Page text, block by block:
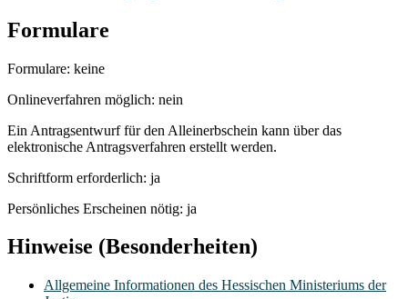
Formulare
Formulare: keine
Onlineverfahren möglich: nein
Ein Antragsentwurf für den Alleinerbschein kann über das
elektronische Antragsverfahren erstellt werden.
Schriftform erforderlich: ja
Persönliches Erscheinen nötig: ja
Hinweise (Besonderheiten)
Allgemeine Informationen des Hessischen Ministeriums der